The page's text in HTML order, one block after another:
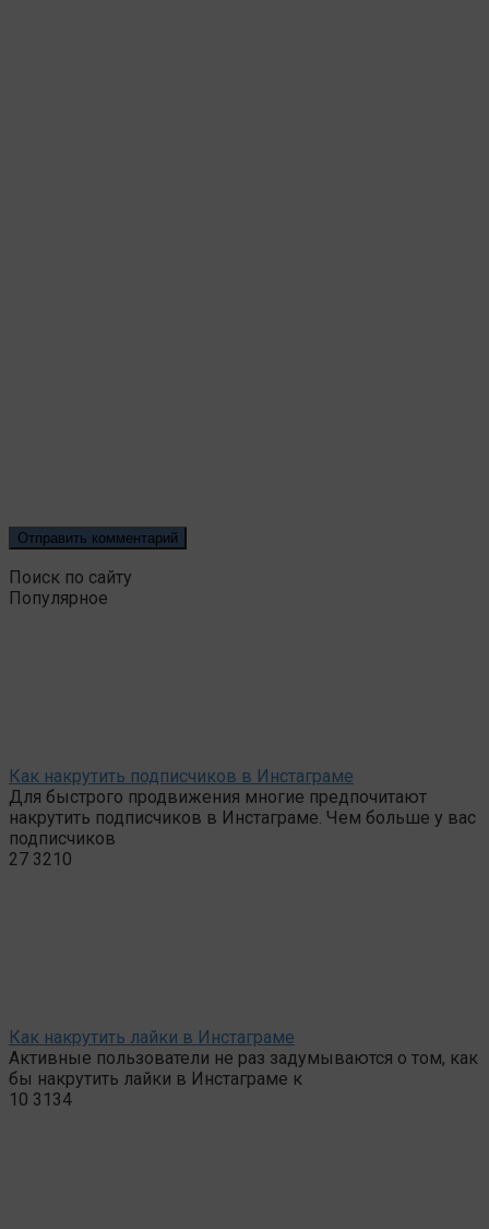
Поиск по сайту
Популярное
Как накрутить подписчиков в Инстаграме
Для быстрого продвижения многие предпочитают
накрутить подписчиков в Инстаграме. Чем больше у вас
подписчиков
27 3210
Как накрутить лайки в Инстаграме
Активные пользователи не раз задумываются о том, как
бы накрутить лайки в Инстаграме к
10 3134